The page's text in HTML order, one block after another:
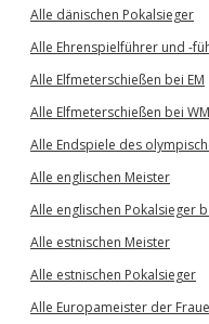
Alle dänischen Pokalsieger
Alle Ehrenspielführer und -
Alle Elfmeterschießen bei EM
Alle Elfmeterschießen bei WM
Alle Endspiele des
Alle englischen Meister
Alle englischen Pokalsieger
Alle estnischen Meister
Alle estnischen Pokalsieger
Alle Europameister der